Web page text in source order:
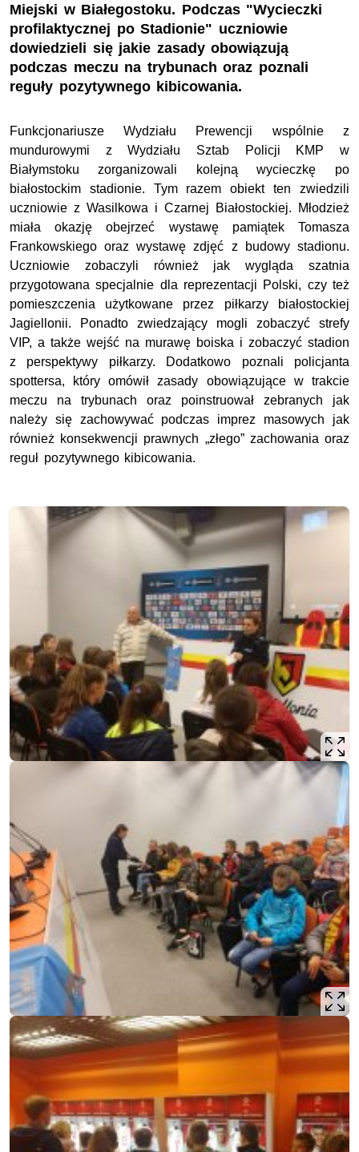
Miejski w Białegostoku. Podczas "Wycieczki
profilaktycznej po Stadionie" uczniowie
dowiedzieli się jakie zasady obowiązują
podczas meczu na trybunach oraz poznali
reguły pozytywnego kibicowania.
Funkcjonariusze Wydziału Prewencji wspólnie z
mundurowymi z Wydziału Sztab Policji KMP w
Białymstoku zorganizowali kolejną wycieczkę po
białostockim stadionie. Tym razem obiekt ten zwiedzili
uczniowie z Wasilkowa i Czarnej Białostockiej. Młodzież
miała okazję obejrzeć wystawę pamiątek Tomasza
Frankowskiego oraz wystawę zdjęć z budowy stadionu.
Uczniowie zobaczyli również jak wygląda szatnia
przygotowana specjalnie dla reprezentacji Polski, czy też
pomieszczenia użytkowane przez piłkarzy białostockiej
Jagiellonii. Ponadto zwiedzający mogli zobaczyć strefy
VIP, a także wejść na murawę boiska i zobaczyć stadion
z perspektywy piłkarzy. Dodatkowo poznali policjanta
spottersa, który omówił zasady obowiązujące w trakcie
meczu na trybunach oraz poinstruował zebranych jak
należy się zachowywać podczas imprez masowych jak
również konsekwencji prawnych „złego” zachowania oraz
reguł pozytywnego kibicowania.